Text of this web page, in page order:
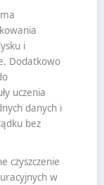
i
Dodatkowo
uczenia
danych i
bez
czyszczenie
w